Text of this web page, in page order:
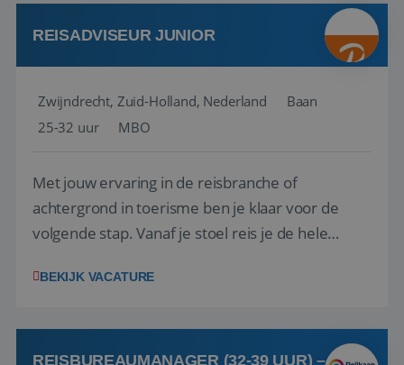
REISADVISEUR JUNIOR
Zwijndrecht, Zuid-Holland, Nederland
Baan
25-32 uur
MBO
Met jouw ervaring in de reisbranche of
achtergrond in toerisme ben je klaar voor de
volgende stap. Vanaf je stoel reis je de hele
wensen van je team, je klant en wat er in de
klanten te overtuigen om die droomreis te
boeken! ...
BEKIJK VACATURE
REISBUREAUMANAGER (32-39 UUR) –